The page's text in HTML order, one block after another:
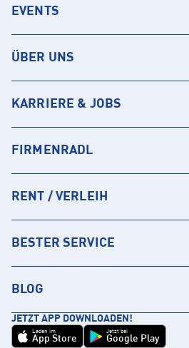
EVENTS
ÜBER UNS
KARRIERE & JOBS
FIRMENRADL
RENT / VERLEIH
BESTER SERVICE
BLOG
JETZT APP DOWNLOADEN!
Laden im
App Store
Jetzt bei
Google Play